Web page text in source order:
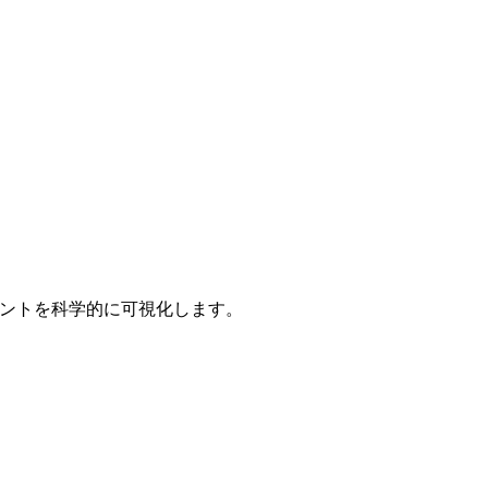
トを科学的に可視化します。